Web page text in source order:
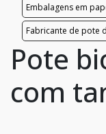
Embalagens em
Fabricante de pote
Pote
com